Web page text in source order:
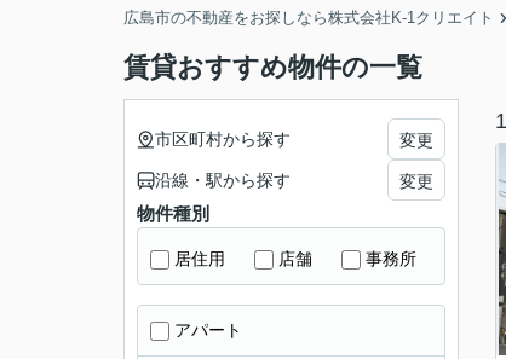
広島市の不動産をお探しなら株式会社K-1クリエイト
賃貸おすすめ物件の一覧
市区町村から探す 変更
沿線・駅から探す 変更
物件種別
居住用 店舗 事務所
アパート